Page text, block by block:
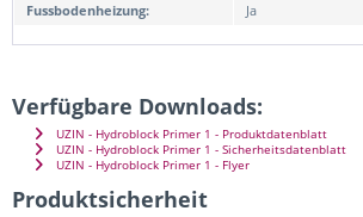
Fussbodenheizung:
Ja
Verfügbare Downloads:
UZIN - Hydroblock Primer 1 - Produktdatenblatt
UZIN - Hydroblock Primer 1 - Sicherheitsdatenblatt
UZIN - Hydroblock Primer 1 - Flyer
Produktsicherheit